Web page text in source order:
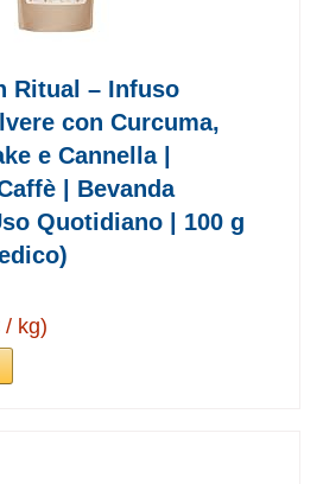
Ritual – Infuso
con Curcuma,
e Cannella |
| Bevanda
Quotidiano | 100 g
/ kg)